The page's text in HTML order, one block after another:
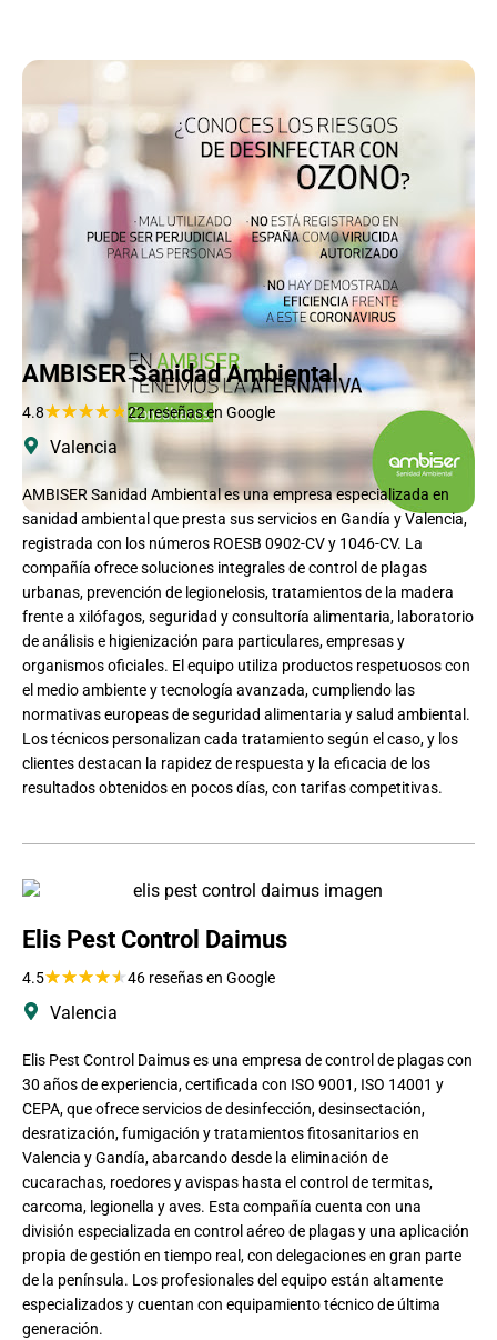
AMBISER Sanidad Ambiental
4.8★★★★★22 reseñas en Google
Valencia
AMBISER Sanidad Ambiental es una empresa especializada en
sanidad ambiental que presta sus servicios en Gandía y Valencia,
registrada con los números ROESB 0902-CV y 1046-CV. La
compañía ofrece soluciones integrales de control de plagas
urbanas, prevención de legionelosis, tratamientos de la madera
frente a xilófagos, seguridad y consultoría alimentaria, laboratorio
de análisis e higienización para particulares, empresas y
organismos oficiales. El equipo utiliza productos respetuosos con
el medio ambiente y tecnología avanzada, cumpliendo las
normativas europeas de seguridad alimentaria y salud ambiental.
Los técnicos personalizan cada tratamiento según el caso, y los
clientes destacan la rapidez de respuesta y la eficacia de los
resultados obtenidos en pocos días, con tarifas competitivas.
Elis Pest Control Daimus
4.5★★★★★46 reseñas en Google
Valencia
Elis Pest Control Daimus es una empresa de control de plagas con
30 años de experiencia, certificada con ISO 9001, ISO 14001 y
CEPA, que ofrece servicios de desinfección, desinsectación,
desratización, fumigación y tratamientos fitosanitarios en
Valencia y Gandía, abarcando desde la eliminación de
cucarachas, roedores y avispas hasta el control de termitas,
carcoma, legionella y aves. Esta compañía cuenta con una
división especializada en control aéreo de plagas y una aplicación
propia de gestión en tiempo real, con delegaciones en gran parte
de la península. Los profesionales del equipo están altamente
especializados y cuentan con equipamiento técnico de última
generación.